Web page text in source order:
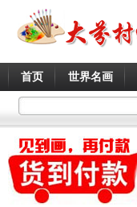
首页 世界名画